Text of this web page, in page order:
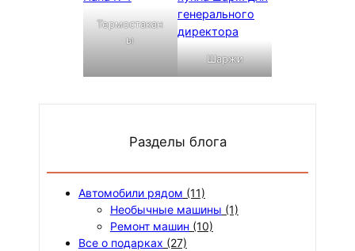
Термостакан
ы
Шаржи
Разделы блога
Автомобили рядом (11)
Необычные машины (1)
Ремонт машин (10)
Все о подарках (27)